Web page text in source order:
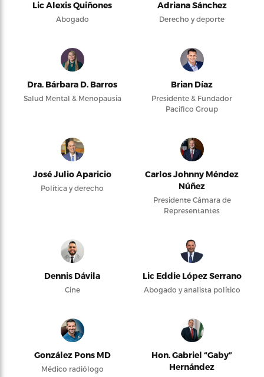
Lic Alexis Quiñones
Abogado
Adriana Sánchez
Derecho y deporte
Dra. Bárbara D. Barros
Salud Mental & Menopausia
Brian Díaz
Presidente & Fundador
Pacifico Group
José Julio Aparicio
Política y derecho
Carlos Johnny Méndez
Núñez
Presidente Cámara de
Representantes
Dennis Dávila
Cine
Lic Eddie López Serrano
Abogado y analista político
González Pons MD
Médico radiólogo
Hon. Gabriel “Gaby”
Hernández